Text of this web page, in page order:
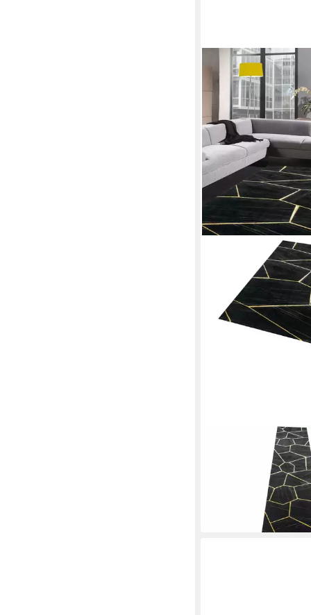
Teppich Teppich
geometrisches
Mehrere Größen
in 4-5 Werktagen bei dir